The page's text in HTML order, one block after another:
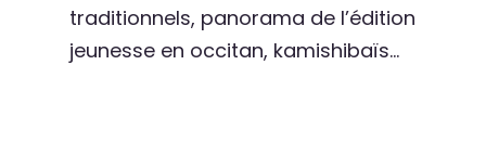
traditionnels, panorama de l’édition
jeunesse en occitan, kamishibaïs…